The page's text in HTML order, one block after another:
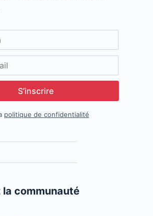
S’inscrire
politique de confidentialité
la communauté